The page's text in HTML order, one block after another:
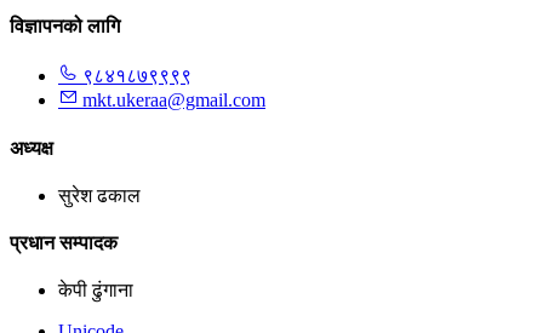
विज्ञापनको लागि
९८४१८७९९९९
mkt.ukeraa@gmail.com
अध्यक्ष
सुरेश ढकाल
प्रधान सम्पादक
केपी ढुंगाना